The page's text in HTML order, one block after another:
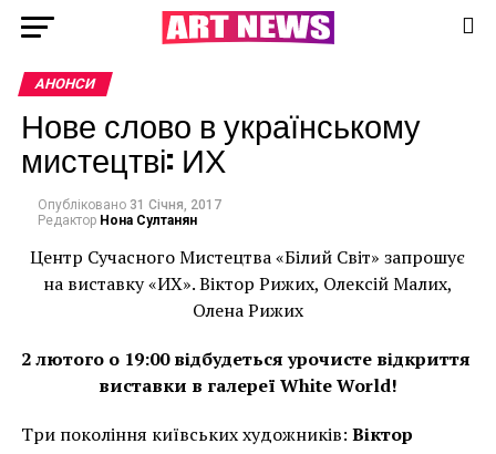
АНОНСИ
Нове слово в українському
мистецтві: ИХ
Опубліковано 31 Січня, 2017
Редактор Нона Султанян
Центр СучасногоМистецтва «Білий Світ» запрошує
навиставку«ИХ». Віктор Рижих, Олексій Малих,
Олена Рижих
2 лютого о 19:00 відбудеться урочисте відкриття
виставки в галереї White World!
Три покоління київських художників: Віктор